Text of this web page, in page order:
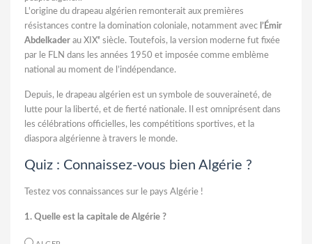
L'origine du drapeau algérien remonterait aux premières
résistances contre la domination coloniale, notamment avec l’Émir
Abdelkader au XIXᵉ siècle. Toutefois, la version moderne fut fixée
par le FLN dans les années 1950 et imposée comme emblème
national au moment de l’indépendance.
Depuis, le drapeau algérien est un symbole de souveraineté, de
lutte pour la liberté, et de fierté nationale. Il est omniprésent dans
les célébrations officielles, les compétitions sportives, et la
diaspora algérienne à travers le monde.
Quiz : Connaissez-vous bien Algérie ?
Testez vos connaissances sur le pays Algérie !
1. Quelle est la capitale de Algérie ?